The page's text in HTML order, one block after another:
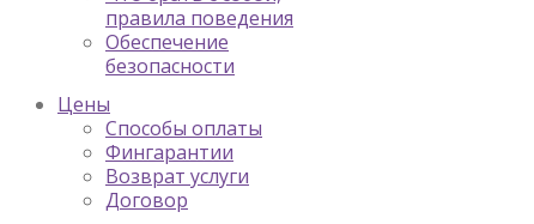
правила поведения
Обеспечение
безопасности
Цены
Способы оплаты
Фингарантии
Возврат услуги
Договор